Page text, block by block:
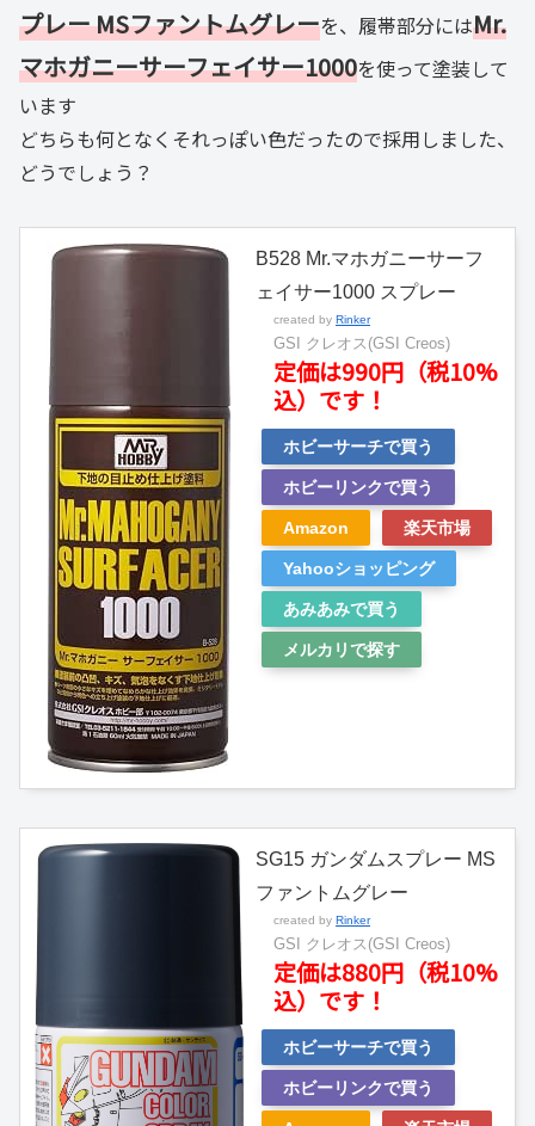
プレー MSファントムグレーを、履帯部分にはMr.
マホガニーサーフェイサー1000を使って塗装して
います
どちらも何となくそれっぽい色だったので採用しました、
どうでしょう？
B528 Mr.マホガニーサーフ
ェイサー1000 スプレー
created by Rinker
GSI クレオス(GSI Creos)
定価は990円（税10%
込）です！
ホビーサーチで買う
ホビーリンクで買う
Amazon 楽天市場
Yahooショッピング
あみあみで買う
メルカリで探す
SG15 ガンダムスプレー MS
ファントムグレー
created by Rinker
GSI クレオス(GSI Creos)
定価は880円（税10%
込）です！
ホビーサーチで買う
ホビーリンクで買う